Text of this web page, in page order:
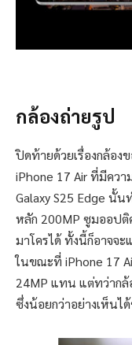
กล้องถ่ายรูป
ปิดท้ายด้วยเรื่องกล้องข
iPhone 17 Air ที่มีควา
Galaxy S25 Edge นั้น
หลัก 200MP ซูมออปติ
มาโครได้ ทั้งนี้ก็อาจจ
ในขณะที่ iPhone 17
24MP แทน แต่ทว่ากล้
ซึ่งน้อยกว่าอย่างเห็นไ